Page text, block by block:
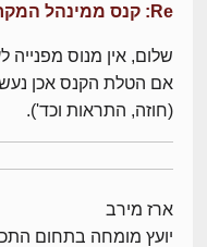
Re: קנס ממינהל המקרקעין
שלום, אין מנוס
אם הטלת הקנס אכן
(חוזה, התראות וכד').
ארז מירב
יועץ מומחה בתחום